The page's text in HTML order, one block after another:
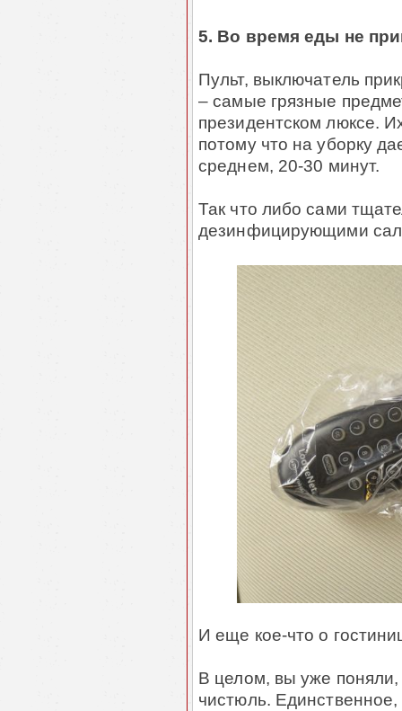
5. Во время еды не
Пульт, выключатель
– самые грязные
президентском люксе.
потому что на уборку
среднем, 20-30 минут.
Так что либо сами
дезинфицирующими
И еще кое-что о
В целом, вы уже
чистюль.